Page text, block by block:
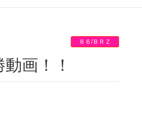
８６/ＢＲＺ
画！！